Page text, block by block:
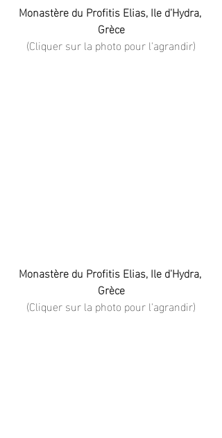
Monastère du Profitis Elias, Ile d'Hydra,
Grèce
(Cliquer sur la photo pour l'agrandir)
Monastère du Profitis Elias, Ile d'Hydra,
Grèce
(Cliquer sur la photo pour l'agrandir)